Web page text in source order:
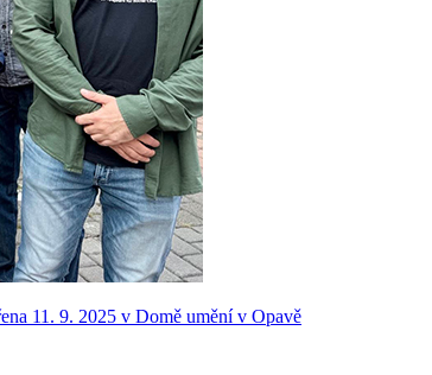
11. 9. 2025 v Domě umění v Opavě